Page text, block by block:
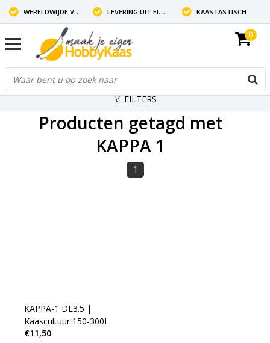
WERELDWIJDE VERZENDING LEVERING UIT EIGEN VOORRAAD KAASTASTISCH
0
FILTERS
Producten getagd met
KAPPA 1
1
KAPPA-1 DL3.5 |
Kaascultuur 150-300L
€11,50